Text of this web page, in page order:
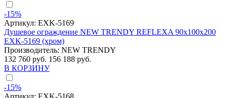
-15%
Артикул: EXK-5169
Душевое ограждение NEW TRENDY REFLEXA 90x100x200
EXK-5169 (хром)
Производитель: NEW TRENDY
132 760 руб. 156 188 руб.
В КОРЗИНУ
-15%